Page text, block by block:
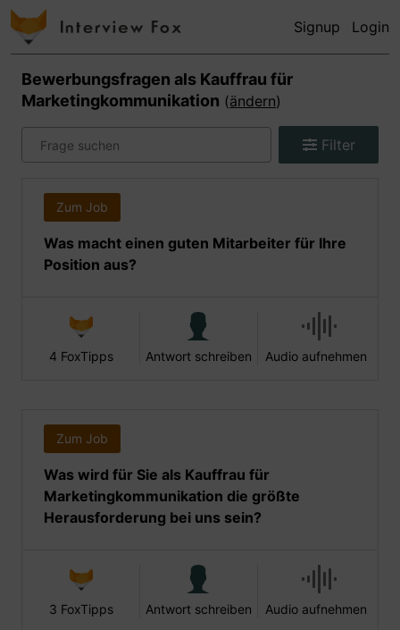
Signup Login
Bewerbungsfragen als Kauffrau für
Marketingkommunikation (ändern)
Filter
Zum Job
Was macht einen guten Mitarbeiter für Ihre
Position aus?
4 FoxTipps Antwort schreiben Audio aufnehmen
Zum Job
Was wird für Sie als Kauffrau für
Marketingkommunikation die größte
Herausforderung bei uns sein?
3 FoxTipps Antwort schreiben Audio aufnehmen